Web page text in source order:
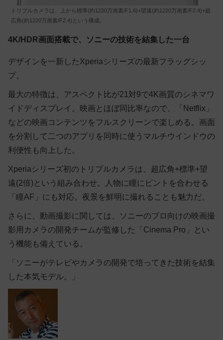
トリプルカメラは、上から標準(約1220万画素/F1.6)+望遠(約1220万画素/F2.4)+超
広角(約1220万画素/F2.4)という構成。
4K/HDR画面搭載で、ソニーの技術を結集した一台
デザインを一新したXperiaシリーズの最新フラッグシッ
プ。
最大の特徴は、アスペクト比が21対9で4K画質のシネマワ
イドディスプレイ。映画とほぼ同比率なので、「Netflix」
などの映画コンテンツをフルスクリーンで楽しめる。画面
を分割して二つのアプリを同時に使うマルチウインドウの
利便性も向上した。
Xperiaシリーズ初のトリプルカメラは、超広角+標準+望
遠(2倍)という組み合わせ。人物に瞳にピントを合わせる
「瞳AF」にも対応。夜景を鮮明に撮れることも魅力だ。
さらに、動画撮影に関しては、ソニーのプロ向けの映画撮
影用カメラの開発チームが監修した「Cinema Pro」とい
う機能も備えている。
「ソニーがテレビやカメラの開発で培ってきた技術を結集
した本気モデル。」